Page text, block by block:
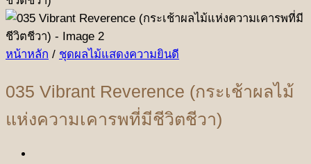
หน้าหลัก / ชุดผลไม้แสดงความยินดี
035 Vibrant Reverence (กระเช้าผลไม้
แห่งความเคารพที่มีชีวิตชีวา)